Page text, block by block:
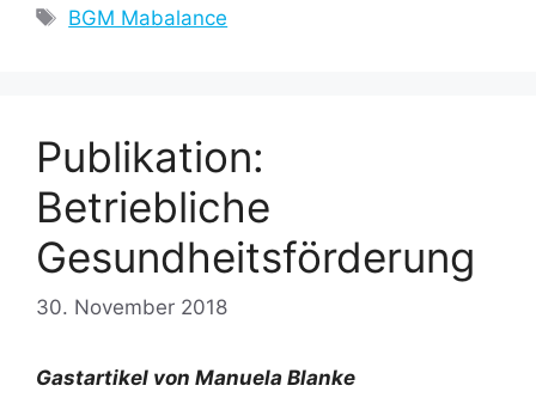
Schlagwörter
BGM Mabalance
Publikation:
Betriebliche
Gesundheitsförderung
30. November 2018
Gastartikel von Manuela Blanke